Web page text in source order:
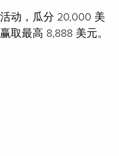
动，瓜分 20,000 美
取最高 8,888 美元。